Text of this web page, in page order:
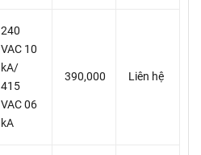
240
VAC 10
kA/
415
VAC 06
kA
390,000 Liên hệ